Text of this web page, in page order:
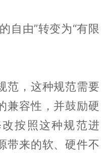
自由”转变为“有限
范，这种规范需要
兼容性，并鼓励硬
按照这种规范进
带来的软、硬件不